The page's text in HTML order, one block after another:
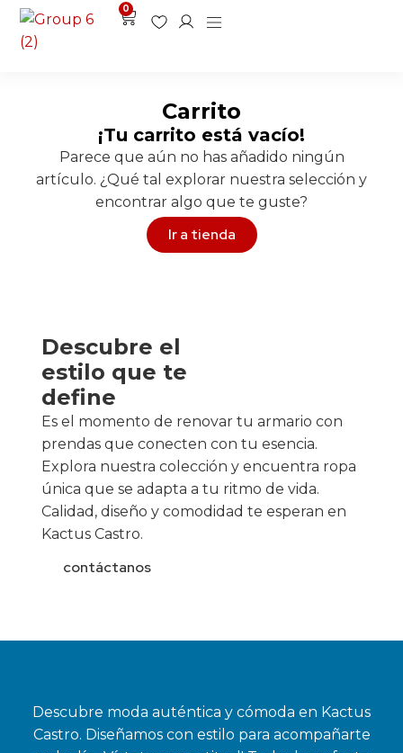
0
Carrito
¡Tu carrito está vacío!
Parece que aún no has añadido ningún
artículo. ¿Qué tal explorar nuestra selección y
encontrar algo que te guste?
Ir a tienda
Descubre el
estilo que te
define
Es el momento de renovar tu armario con
prendas que conecten con tu esencia.
Explora nuestra colección y encuentra ropa
única que se adapta a tu ritmo de vida.
Calidad, diseño y comodidad te esperan en
Kactus Castro.
contáctanos
Descubre moda auténtica y cómoda en Kactus
Castro. Diseñamos con estilo para acompañarte